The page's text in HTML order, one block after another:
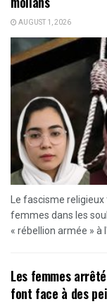
AUGUST 1, 2026
Le fascisme
femmes dans les
« rébellion armée » à
Les femmes
font face à des